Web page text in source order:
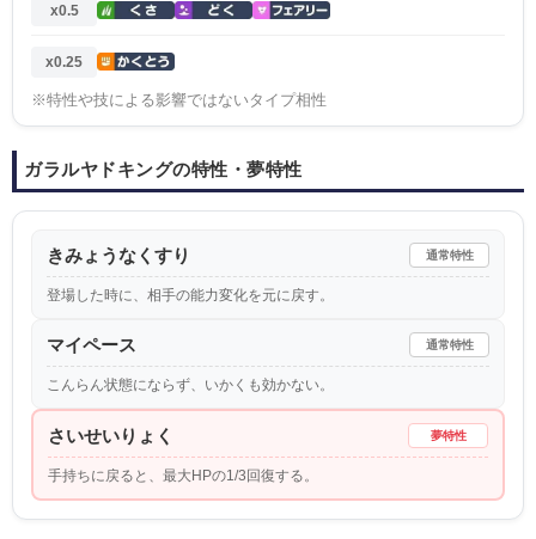
x0.5
x0.25
※特性や技による影響ではないタイプ相性
ガラルヤドキングの特性・夢特性
きみょうなくすり 通常特性
登場した時に、相手の能力変化を元に戻す。
マイペース 通常特性
こんらん状態にならず、いかくも効かない。
さいせいりょく 夢特性
手持ちに戻ると、最大HPの1/3回復する。